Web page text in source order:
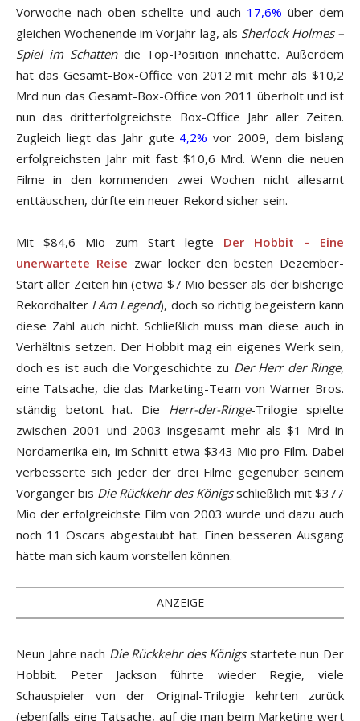
Vorwoche nach oben schellte und auch 17,6% über dem
gleichen Wochenende im Vorjahr lag, als Sherlock Holmes –
Spiel im Schattendie Top-Position innehatte. Außerdem
hat das Gesamt-Box-Office von 2012 mit mehr als $10,2
Mrd nun das Gesamt-Box-Office von 2011 überholt und ist
nun das dritterfolgreichste Box-Office Jahr aller Zeiten.
Zugleich liegt das Jahr gute 4,2% vor 2009, dem bislang
erfolgreichsten Jahr mit fast $10,6 Mrd. Wenn die neuen
Filme in den kommenden zwei Wochen nicht allesamt
enttäuschen, dürfte ein neuer Rekord sicher sein.
Mit $84,6 Mio zum Start legte Der Hobbit – Eine
unerwartete Reise zwar locker den besten Dezember-
Start aller Zeiten hin (etwa $7 Mio besser als der bisherige
Rekordhalter I Am Legend), doch so richtig begeistern kann
diese Zahl auch nicht. Schließlich muss man diese auch in
Verhältnis setzen. Der Hobbit mag ein eigenes Werk sein,
doch es ist auch die Vorgeschichte zu Der Herr der Ringe,
eine Tatsache, die das Marketing-Team von Warner Bros.
ständig betont hat. Die Herr-der-Ringe-Trilogie spielte
zwischen 2001 und 2003 insgesamt mehr als $1 Mrd in
Nordamerika ein, im Schnitt etwa $343 Mio pro Film. Dabei
verbesserte sich jeder der drei Filme gegenüber seinem
Vorgänger bis Die Rückkehr des Königsschließlich mit $377
Mio der erfolgreichste Film von 2003 wurde und dazu auch
noch 11 Oscars abgestaubt hat. Einen besseren Ausgang
hätte man sich kaum vorstellen können.
ANZEIGE
Neun Jahre nach Die Rückkehr des Königsstartete nun Der
Hobbit. Peter Jackson führte wieder Regie, viele
Schauspieler von der Original-Trilogie kehrten zurück
(ebenfalls eine Tatsache, auf die man beim Marketing wert